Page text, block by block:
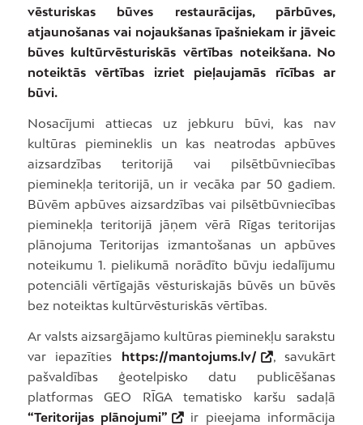
vēsturiskas būves restaurācijas, pārbūves,
atjaunošanas vai nojaukšanas īpašniekam ir jāveic
būves kultūrvēsturiskās vērtības noteikšana. No
noteiktās vērtības izriet pieļaujamās rīcības ar
būvi.
Nosacījumi attiecas uz jebkuru būvi, kas nav
kultūras piemineklis un kas neatrodas apbūves
aizsardzības teritorijā vai pilsētbūvniecības
pieminekļa teritorijā, un ir vecāka par 50 gadiem.
Būvēm apbūves aizsardzības vai pilsētbūvniecības
pieminekļa teritorijā jāņem vērā Rīgas teritorijas
plānojuma Teritorijas izmantošanas un apbūves
noteikumu 1. pielikumā norādīto būvju iedalījumu
potenciāli vērtīgajās vēsturiskajās būvēs un būvēs
bez noteiktas kultūrvēsturiskās vērtības.
Ar valsts aizsargājamo kultūras pieminekļu sarakstu
var iepazīties https://mantojums.lv/
, savukārt
pašvaldības ģeotelpisko datu publicēšanas
platformas GEO RĪGA tematisko karšu sadaļā
“Teritorijas plānojumi”
ir pieejama informācija